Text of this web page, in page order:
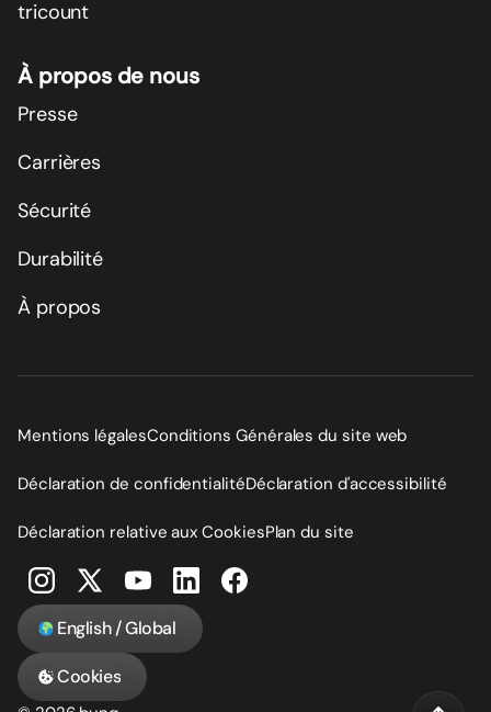
tricount
À propos de nous
Presse
Carrières
Sécurité
Durabilité
À propos
Mentions légalesConditions Générales du site web
Déclaration de confidentialitéDéclaration d'accessibilité
Déclaration relative aux CookiesPlan du site
English / Global
Cookies